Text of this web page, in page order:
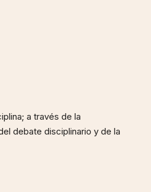
a través de la
debate disciplinario y de la